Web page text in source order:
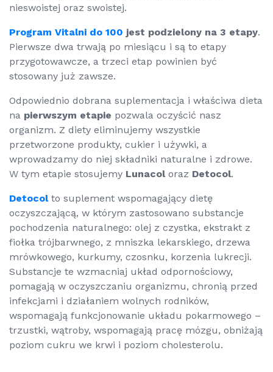
nieswoistej oraz swoistej.
Program Vitalni do 100 jest podzielony na 3 etapy.
Pierwsze dwa trwają po miesiącu i są to etapy
przygotowawcze, a trzeci etap powinien być
stosowany już zawsze.
Odpowiednio dobrana suplementacja i właściwa dieta
na pierwszym etapie pozwala oczyścić nasz
organizm. Z diety eliminujemy wszystkie
przetworzone produkty, cukier i używki, a
wprowadzamy do niej składniki naturalne i zdrowe.
W tym etapie stosujemy Lunacoloraz Detocol.
Detocolto suplement wspomagający dietę
oczyszczającą, w którym zastosowano substancje
pochodzenia naturalnego: olej z czystka, ekstrakt z
fiołka trójbarwnego, z mniszka lekarskiego, drzewa
mrówkowego, kurkumy, czosnku, korzenia lukrecji.
Substancje te wzmacniaj układ odpornościowy,
pomagają w oczyszczaniu organizmu, chronią przed
infekcjami i działaniem wolnych rodników,
wspomagają funkcjonowanie układu pokarmowego –
trzustki, wątroby, wspomagają pracę mózgu, obniżają
poziom cukru we krwi i poziom cholesterolu.